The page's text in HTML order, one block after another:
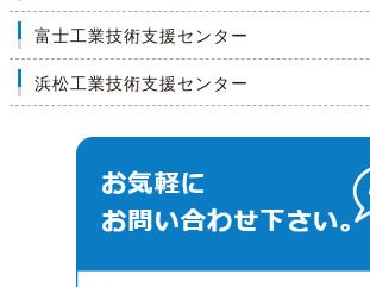
富士工業技術支援センター
浜松工業技術支援センター